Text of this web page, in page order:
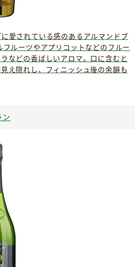
愛されている感のあるアルマンドブ
フルーツやアプリコットなどのフルー
などの香ばしいアロマ。口に含むと
え隠れし、フィニッシュ後の余韻も